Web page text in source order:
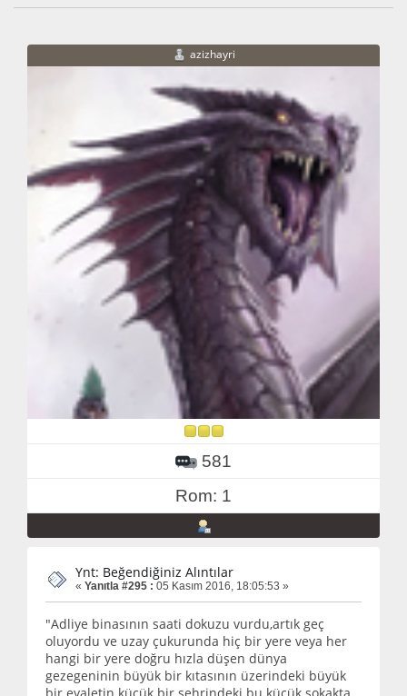
azizhayri
581
Rom: 1
Ynt: Beğendiğiniz Alıntılar
« Yanıtla #295 : 05 Kasım 2016, 18:05:53 »
"Adliye binasının saati dokuzu vurdu,artık geç
oluyordu ve uzay çukurunda hiç bir yere veya her
hangi bir yere doğru hızla düşen dünya
gezegeninin büyük bir kıtasının üzerindeki büyük